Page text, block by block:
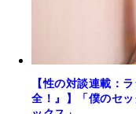
【性の対談連載：
全！』】「僕のセ